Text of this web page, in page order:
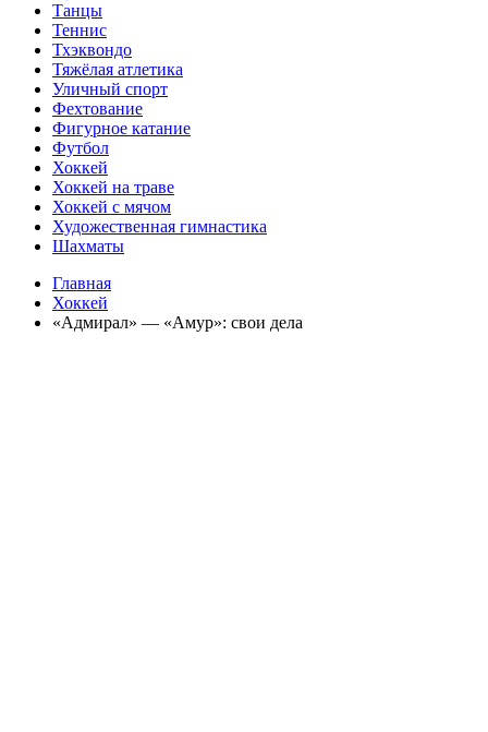
Танцы
Теннис
Тхэквондо
Тяжёлая атлетика
Уличный спорт
Фехтование
Фигурное катание
Футбол
Хоккей
Хоккей на траве
Хоккей с мячом
Художественная гимнастика
Шахматы
Главная
Хоккей
«Адмирал» — «Амур»: свои дела